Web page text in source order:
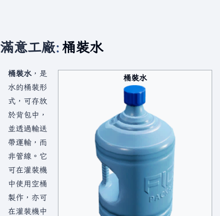
滿意工廠: 桶裝水
桶裝水
桶裝水，是
水的桶裝形
式，可存放
於背包中，
並透過輸送
帶運輸，而
非管線。它
可在灌裝機
中使用空桶
製作，亦可
在灌裝機中